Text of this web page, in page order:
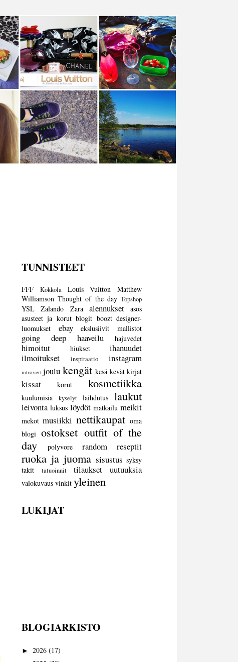
TUNNISTEET
FFF Kokkola Louis Vuitton
Matthew
Williamson Thought of the day Topshop
YSL Zalando Zara alennukset
asos
asusteet ja korut blogit boozt designer-
luomukset
ebay ekslusiivit mallistot
going deep haaveilu hajuvedet
himoitut hiukset
ihanuudet
ilmoitukset
inspiraatio instagram
introvert joulu kengät kesä kevät kirjat
kissat korut kosmetiikka
kuulumisia kyselyt laihdutus laukut
leivonta luksus löydöt matkailu meikit
mekot musiikki nettikaupat oma
blogi ostokset outfit of the
day
polyvore random reseptit
ruoka ja juoma sisustus syksy
takit
tatuoinnit tilaukset uutuuksia
valokuvaus vinkit yleinen
LUKIJAT
BLOGIARKISTO
► 2026 (17)